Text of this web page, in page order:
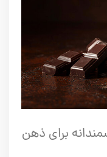
برای ذهن